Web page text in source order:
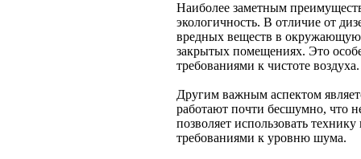
Наиболее заметным
экологичность. В отличие от
вредных веществ в окружающую
закрытых помещениях. Это
требованиями к чистоте воздуха.
Другим важным аспектом
работают почти бесшумно, что
позволяет использовать
требованиями к уровню шума.